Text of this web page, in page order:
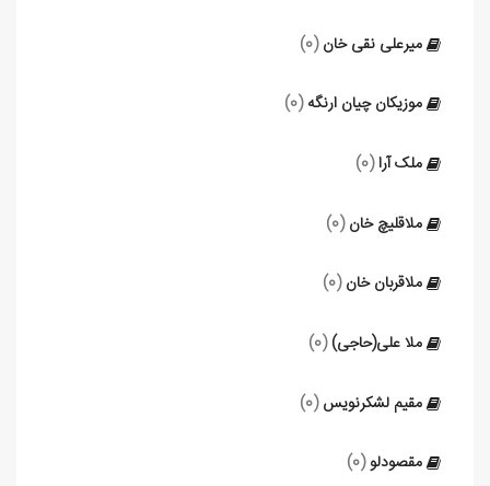
میرعلی نقی خان (0)
موزیکان چیان ارنگه (0)
ملک آرا(0)
ملاقلیچ خان (0)
ملاقربان خان (0)
ملا علی(حاجی) (0)
مقیم لشکرنویس (0)
مقصودلو(0)